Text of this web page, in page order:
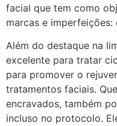
facial que tem como
marcas e imperfeições:
Além do destaque na
excelente para tratar
para promover o
tratamentos faciais.
encravados, também
incluso no protocolo.